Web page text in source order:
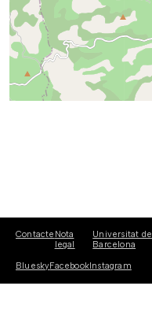
Contacte Nota
legal
Universitat de
Barcelona
BlueskyFacebookInstagram